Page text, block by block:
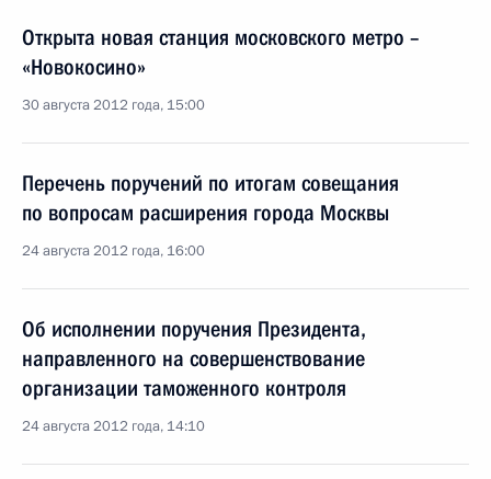
Открыта новая станция московского метро –
«Новокосино»
30 августа 2012 года, 15:00
Перечень поручений по итогам совещания
по вопросам расширения города Москвы
24 августа 2012 года, 16:00
Об исполнении поручения Президента,
направленного на совершенствование
организации таможенного контроля
24 августа 2012 года, 14:10